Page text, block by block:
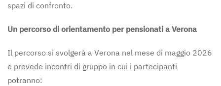
spazi di confronto.
Un percorso di orientamento per pensionati a Verona
Il percorso si svolgerà a Verona nel mese di maggio 2026
e prevede incontri di gruppo in cui i partecipanti
potranno: